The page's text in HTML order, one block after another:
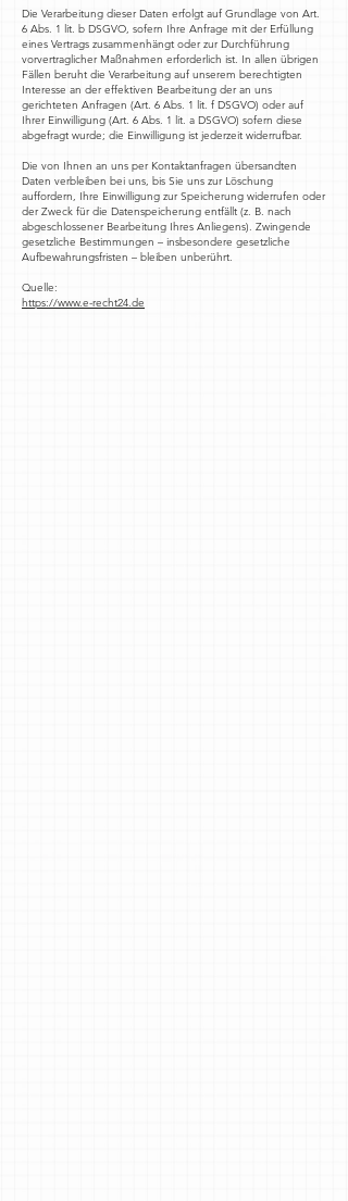
Die Verarbeitung dieser Daten erfolgt auf Grundlage von Art.
6 Abs. 1 lit. b DSGVO, sofern Ihre Anfrage mit der Erfüllung
eines Vertrags zusammenhängt oder zur Durchführung
vorvertraglicher Maßnahmen erforderlich ist. In allen übrigen
Fällen beruht die Verarbeitung auf unserem berechtigten
Interesse an der effektiven Bearbeitung der an uns
gerichteten Anfragen (Art. 6 Abs. 1 lit. f DSGVO) oder auf
Ihrer Einwilligung (Art. 6 Abs. 1 lit. a DSGVO) sofern diese
abgefragt wurde; die Einwilligung ist jederzeit widerrufbar.
Die von Ihnen an uns per Kontaktanfragen übersandten
Daten verbleiben bei uns, bis Sie uns zur Löschung
auffordern, Ihre Einwilligung zur Speicherung widerrufen oder
der Zweck für die Datenspeicherung entfällt (z. B. nach
abgeschlossener Bearbeitung Ihres Anliegens). Zwingende
gesetzliche Bestimmungen – insbesondere gesetzliche
Aufbewahrungsfristen – bleiben unberührt.
Quelle:
https://www.e-recht24.de